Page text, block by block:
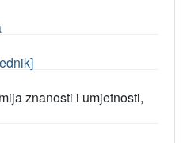
znanosti i umjetnosti,